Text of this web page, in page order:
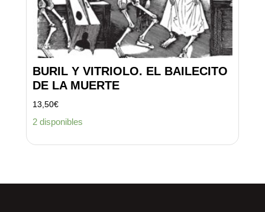
BURIL Y VITRIOLO. EL BAILECITO
DE LA MUERTE
13,50€
2 disponibles